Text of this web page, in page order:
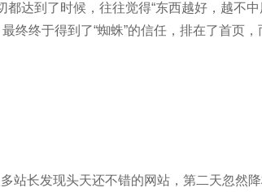
达到了时候，往往觉得“东西越好，越不中
终终于得到了“蜘蛛”的信任，排在了首页，
在搜素前几页结果是一样的!这就是墨菲定
站长发现头天还不错的网站，第二天忽然